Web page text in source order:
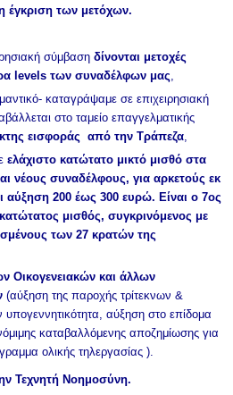
έγκριση των μετόχων.
σύμβασηδίνονται μετοχές
levels των συναδέλφων μας,
καταγράψαμε σε επιχειρησιακή
στο ταμείο επαγγελματικής
εισφοράς από την Τράπεζα,
ελάχιστο κατώτατο μικτό μισθό στα
νέους συναδέλφους, για αρκετούς εκ
αύξηση 200 έως 300 ευρώ. Είναι ο 7ος
μισθός, συγκρινόμενος με
των 27 κρατών της
Οικογενειακών και άλλων
(αύξηση της παροχής τρίτεκνων &
αύξηση στο επίδομα
καταβαλλόμενης αποζημίωσης για
ολικής τηλεργασίας ).
Τεχνητή Νοημοσύνη.